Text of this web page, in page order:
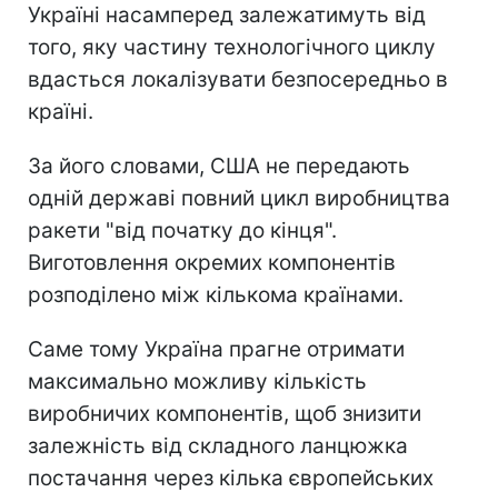
Україні насамперед залежатимуть від
того, яку частину технологічного циклу
вдасться локалізувати безпосередньо в
країні.
За його словами, США не передають
одній державі повний цикл виробництва
ракети "від початку до кінця".
Виготовлення окремих компонентів
розподілено між кількома країнами.
Саме тому Україна прагне отримати
максимально можливу кількість
виробничих компонентів, щоб знизити
залежність від складного ланцюжка
постачання через кілька європейських